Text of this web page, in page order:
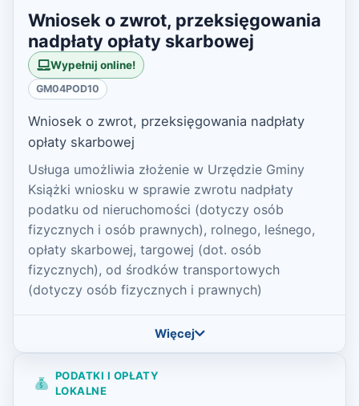
Wniosek o zwrot, przeksięgowania
nadpłaty opłaty skarbowej
Wypełnij online!
GM04POD10
Wniosek o zwrot, przeksięgowania nadpłaty
opłaty skarbowej
Usługa umożliwia złożenie w Urzędzie Gminy
Książki wniosku w sprawie zwrotu nadpłaty
podatku od nieruchomości (dotyczy osób
fizycznych i osób prawnych), rolnego, leśnego,
opłaty skarbowej, targowej (dot. osób
fizycznych), od środków transportowych
(dotyczy osób fizycznych i prawnych)
Więcej
PODATKI I OPŁATY
LOKALNE